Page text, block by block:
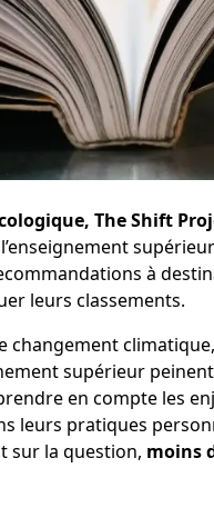
, The Shift
à
leurs classements.
changement
supérieur
en compte les
leurs pratiques
sur la question, moins